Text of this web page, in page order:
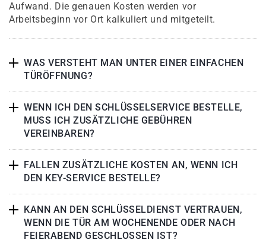
Aufwand. Die genauen Kosten werden vor
Arbeitsbeginn vor Ort kalkuliert und mitgeteilt.
WAS VERSTEHT MAN UNTER EINER EINFACHEN
TÜRÖFFNUNG?
WENN ICH DEN SCHLÜSSELSERVICE BESTELLE,
MUSS ICH ZUSÄTZLICHE GEBÜHREN
VEREINBAREN?
FALLEN ZUSÄTZLICHE KOSTEN AN, WENN ICH
DEN KEY-SERVICE BESTELLE?
KANN AN DEN SCHLÜSSELDIENST VERTRAUEN,
WENN DIE TÜR AM WOCHENENDE ODER NACH
FEIERABEND GESCHLOSSEN IST?